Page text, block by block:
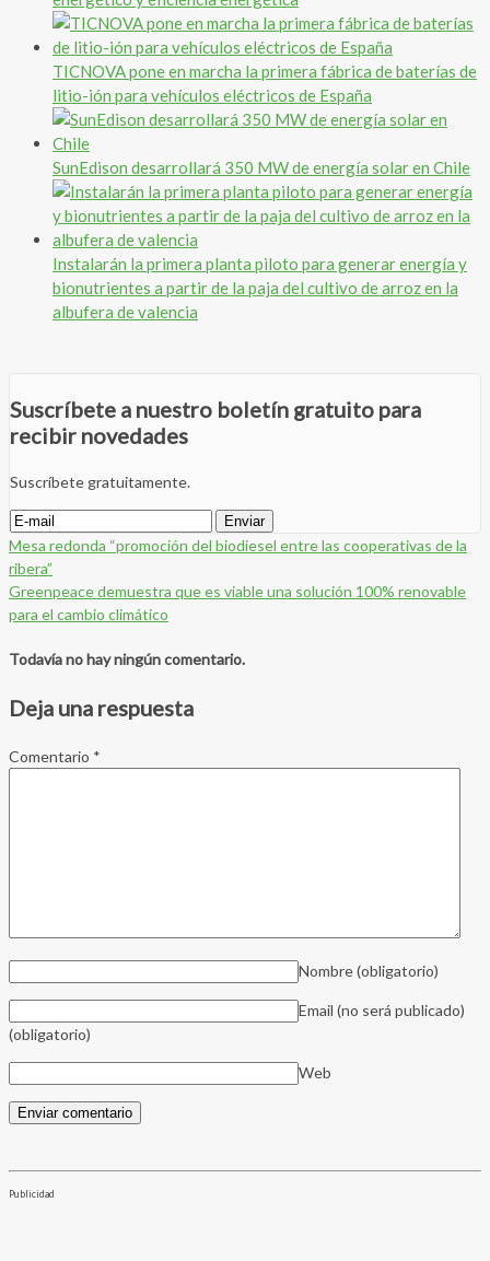
TICNOVA pone en marcha la primera fábrica de baterías de
litio-ión para vehículos eléctricos de España
SunEdison desarrollará 350 MW de energía solar en Chile
Instalarán la primera planta piloto para generar energía y
bionutrientes a partir de la paja del cultivo de arroz en la
albufera de valencia
Suscríbete a nuestro boletín gratuito para
recibir novedades
Suscríbete gratuitamente.
Mesa redonda “promoción del biodiesel entre las cooperativas de la
ribera”
Greenpeace demuestra que es viable una solución 100% renovable
para el cambio climático
Todavía no hay ningún comentario.
Deja una respuesta
Comentario *
Nombre(obligatorio)
Email (no será publicado)
(obligatorio)
Web
Publicidad